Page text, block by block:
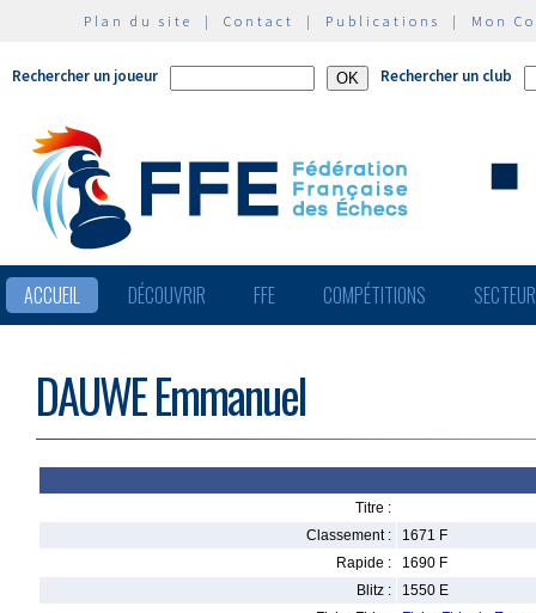
Plan du site | Contact | Publications | Mon
Rechercher un joueur Rechercher un club
ACCUEIL DÉCOUVRIR FFE COMPÉTITIONS
DAUWE Emmanuel
Titre :
Classement :
1671 F
Rapide :
1690 F
Blitz :
1550 E